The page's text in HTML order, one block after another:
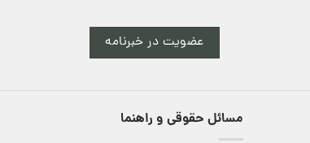
عضویت در خبرنامه
مسائل حقوقی و راهنما